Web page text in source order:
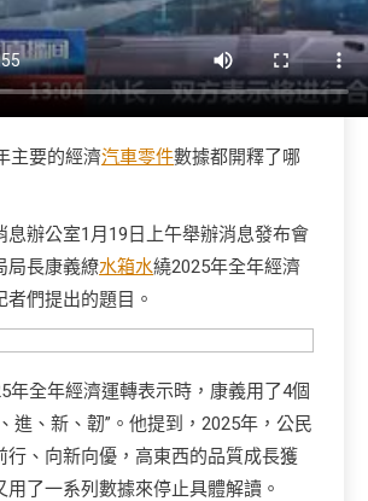
主要的經濟汽車零件數據都開釋了哪
息辦公室1月19日上午舉辦消息發布會
局長康義繚水箱水繞2025年全年經濟
們提出的題目。
年全年經濟運轉表示時，康義用了4個
進、新、韌”。他提到，2025年，公民
行、向新向優，高東西的品質成長獲
用了一系列數據來停止具體解讀。